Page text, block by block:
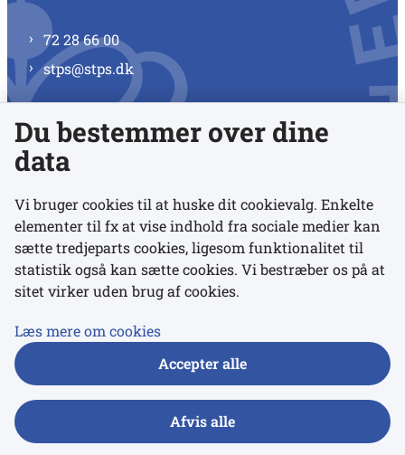
72 28 66 00
stps@stps.dk
Se alle kontaktnumre
Links
Udgivelser
Du bestemmer over dine
data
Vi bruger cookies til at huske dit cookievalg. Enkelte
elementer til fx at vise indhold fra sociale medier kan
sætte tredjeparts cookies, ligesom funktionalitet til
statistik også kan sætte cookies. Vi bestræber os på at
sitet virker uden brug af cookies.
Læs mere om cookies
Accepter alle
Afvis alle